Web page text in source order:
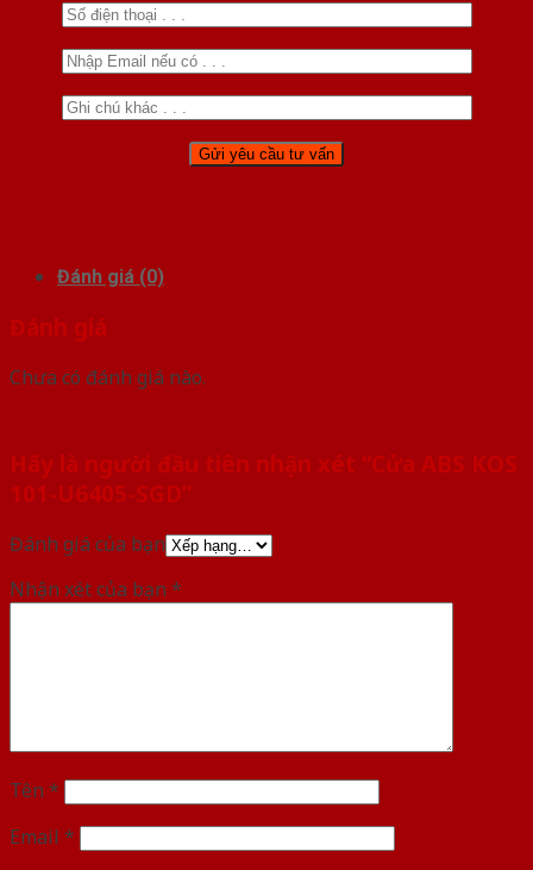
Đánh giá (0)
Đánh giá
Chưa có đánh giá nào.
Hãy là người đầu tiên nhận xét “Cửa ABS KOS
101-U6405-SGD”
Đánh giá của bạn
Nhận xét của bạn *
Tên *
Email *